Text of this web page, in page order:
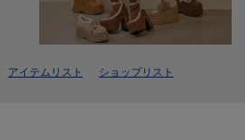
アイテムリスト ショップリスト